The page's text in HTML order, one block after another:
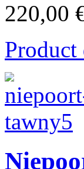
220,00
Product